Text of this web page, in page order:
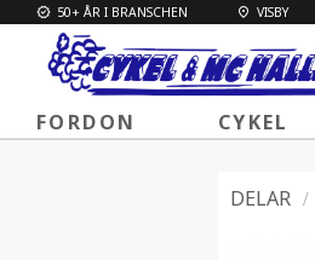
50+ ÅR I BRANSCHEN VISBY
FORDON CYKEL
DELAR